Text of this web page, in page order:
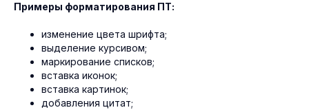
Примеры форматирования ПТ:
изменение цвета шрифта;
выделение курсивом;
маркирование списков;
вставка иконок;
вставка картинок;
добавления цитат;